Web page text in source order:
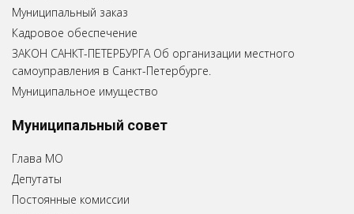
Муниципальный заказ
Кадровое обеспечение
ЗАКОН САНКТ-ПЕТЕРБУРГА Об организации местного
самоуправления в Санкт-Петербурге.
Муниципальное имущество
Муниципальный совет
Глава МО
Депутаты
Постоянные комиссии